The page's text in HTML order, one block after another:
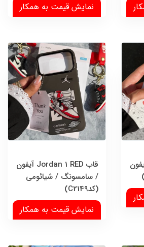
نمایش قیمت به همکار
قاب Jordan 1 RED آیفون
/ سامسونگ / شیائومی
(کدC2149)
نمایش قیمت به همکار